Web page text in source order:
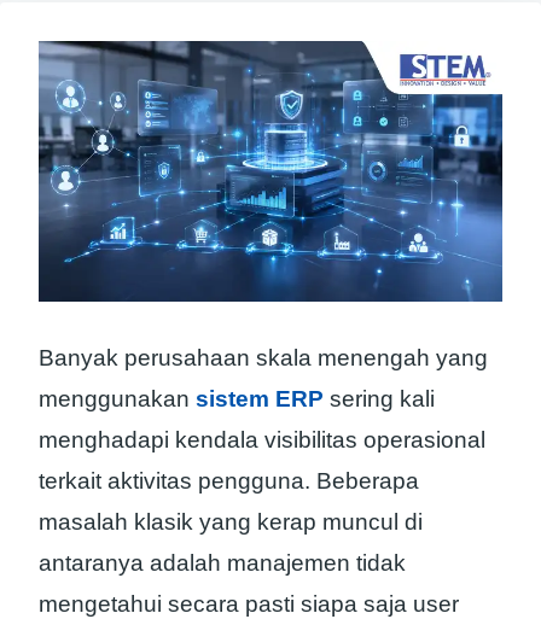
Banyak perusahaan skala menengah yang
menggunakan sistem ERP sering kali
menghadapi kendala visibilitas operasional
terkait aktivitas pengguna. Beberapa
masalah klasik yang kerap muncul di
antaranya adalah manajemen tidak
mengetahui secara pasti siapa saja user